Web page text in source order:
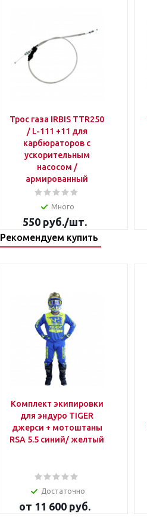
Трос газа IRBIS TTR250
/ L-111 +11 для
карбюраторов с
ускорительным
насосом /
армированный
Много
550 руб./шт.
Рекомендуем купить
Комплект экипировки
для эндуро TIGER
джерси + мотоштаны
RSA 5.5 синий/ желтый
Достаточно
от 11 600 руб.